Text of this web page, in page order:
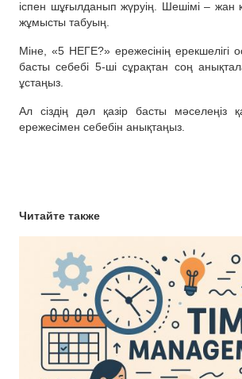
іспен шұғылданып жүруің. Шешімі – жан
жұмысты табуың.
Міне, «5 НЕГЕ?» ережесінің ерекшелігі
басты себебі 5-ші сұрақтан соң
ұстаңыз.
Ал сіздің дәл қазір басты мәселеңіз
ережесімен себебін анықтаңыз.
Читайте также